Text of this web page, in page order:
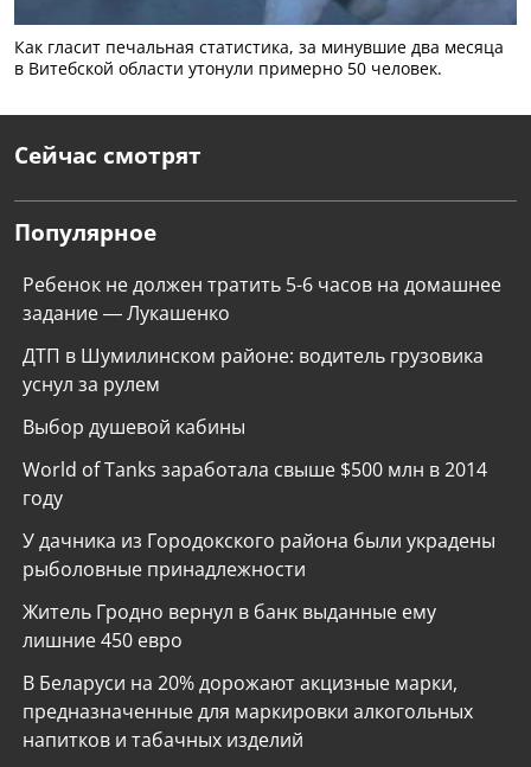
Как гласит печальная статистика, за минувшие два месяца
в Витебской области утонули примерно 50 человек.
Сейчас смотрят
Популярное
Ребенок не должен тратить 5-6 часов на домашнее
задание — Лукашенко
ДТП в Шумилинском районе: водитель грузовика
уснул за рулем
Выбор душевой кабины
World of Tanks заработала свыше $500 млн в 2014
году
У дачника из Городокского района были украдены
рыболовные принадлежности
Житель Гродно вернул в банк выданные ему
лишние 450 евро
В Беларуси на 20% дорожают акцизные марки,
предназначенные для маркировки алкогольных
напитков и табачных изделий